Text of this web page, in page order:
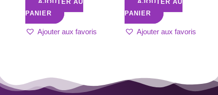
AJOUTER AU
PANIER
Ajouter aux favoris
AJOUTER AU
PANIER
Ajouter aux favoris